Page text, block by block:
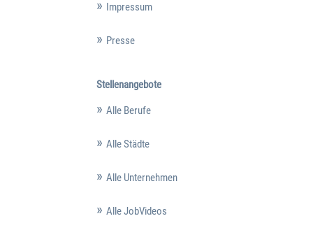
Impressum
Presse
Stellenangebote
Alle Berufe
Alle Städte
Alle Unternehmen
Alle JobVideos